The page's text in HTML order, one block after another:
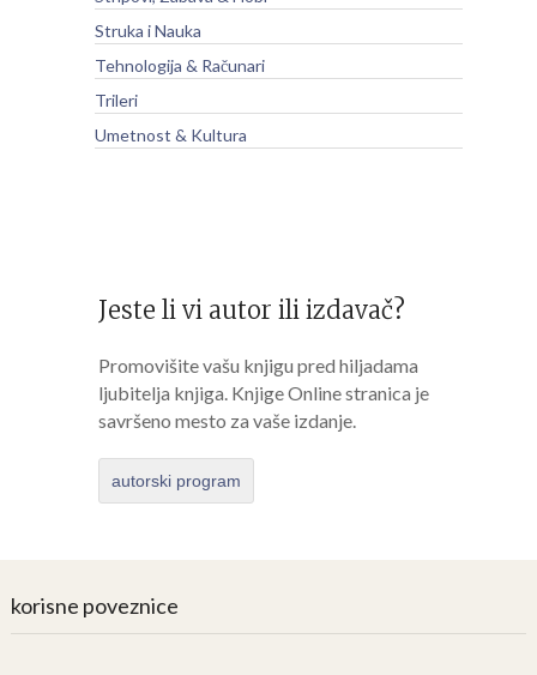
Struka i Nauka
Tehnologija & Računari
Trileri
Umetnost & Kultura
Jeste li vi autor ili izdavač?
Promovišite vašu knjigu pred hiljadama
ljubitelja knjiga. Knjige Online stranica je
savršeno mesto za vaše izdanje.
autorski program
korisne poveznice